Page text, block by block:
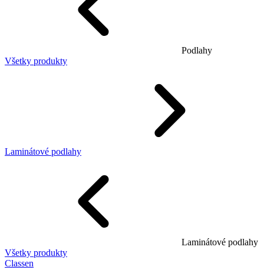
Podlahy
Všetky produkty
Laminátové podlahy
Laminátové podlahy
Všetky produkty
Classen